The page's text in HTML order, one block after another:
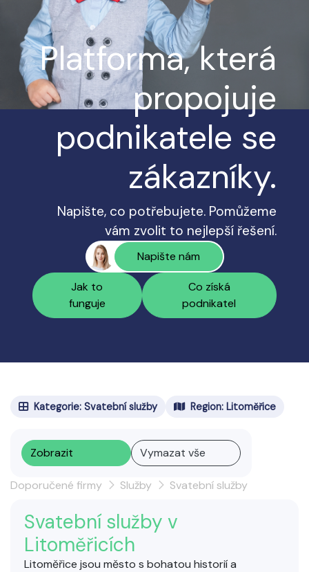
Platforma, která
propojuje
podnikatele se
zákazníky.
Napište, co potřebujete. Pomůžeme
vám zvolit to nejlepší řešení.
Napište nám
Jak to
funguje
Co získá
podnikatel
Kategorie: Svatební služby Region: Litoměřice
Zobrazit Vymazat vše
Doporučené firmy Služby Svatební služby
Svatební služby v
Litoměřicích
Litoměřice jsou město s bohatou historií a